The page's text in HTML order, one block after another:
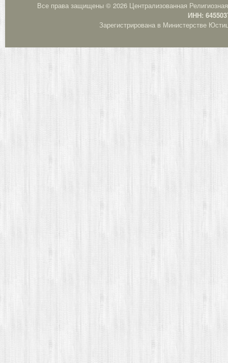
Все права защищены © 2026 Централизованная
ИНН:
Зарегистрирована в Министерстве